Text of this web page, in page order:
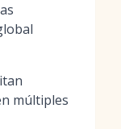
múltiples